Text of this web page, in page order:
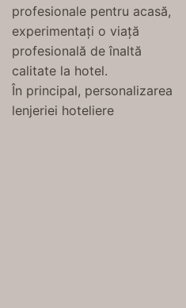
profesionale pentru acasă,
experimentați o viață
profesională de înaltă
calitate la hotel.
În principal, personalizarea
lenjeriei hoteliere